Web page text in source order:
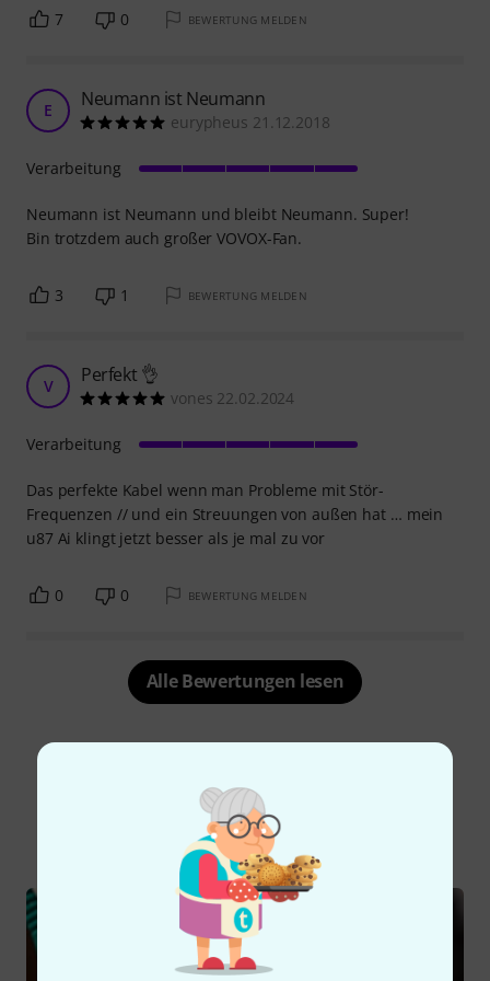
7 0 BEWERTUNG MELDEN
E Neumann ist Neumann
eurypheus 21.12.2018
Neumann ist Neumann und bleibt Neumann. Super!
Bin trotzdem auch großer VOVOX-Fan.
Verarbeitung
3 1 BEWERTUNG MELDEN
V Perfekt 👌
vones 22.02.2024
Das perfekte Kabel wenn man Probleme mit Stör-
Frequenzen // und ein Streuungen von außen hat … mein
u87 Ai klingt jetzt besser als je mal zu vor
Verarbeitung
0 0 BEWERTUNG MELDEN
Alle Bewertungen lesen
Schon gewusst?
Alle Ratgeber